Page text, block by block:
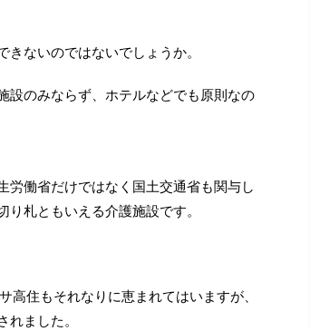
ないのではないでしょうか。
設のみならず、ホテルなどでも原則なの
労働省だけではなく国土交通省も関与し
札ともいえる介護施設です。
住もそれなりに恵まれてはいますが、
ました。